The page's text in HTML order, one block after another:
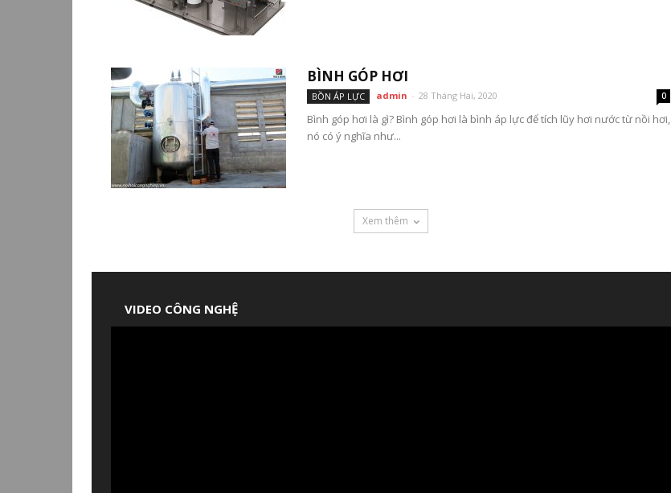
BÌNH GÓP HƠI
BỒN ÁP LỰC admin - 28 Tháng Hai, 2020 0
Bình góp hơi là gì? Bình góp hơi là bình áp lực để tích lũy hơi nước từ nồi hơi,
nó có ý nghĩa như...
Xem thêm
VIDEO CÔNG NGHỆ